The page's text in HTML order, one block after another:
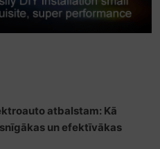
atbalstam: Kā
un efektīvākas